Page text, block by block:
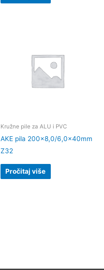
Kružne pile za ALU i PVC
AKE pila 200×8,0/6,0x40mm
Z32
Pročitaj više